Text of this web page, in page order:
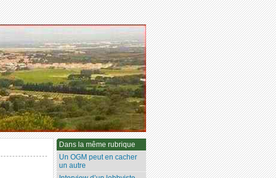
Dans la même rubrique
Un OGM peut en cacher
un autre